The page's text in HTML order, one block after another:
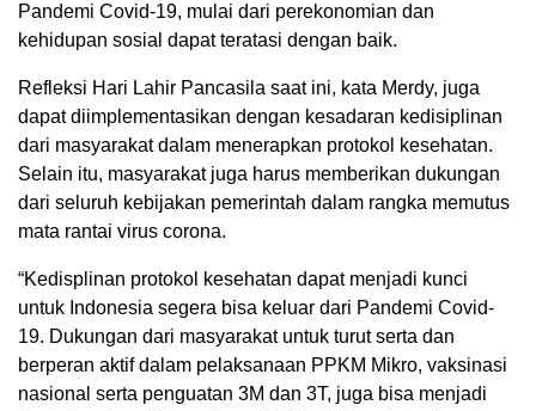
Pandemi Covid-19, mulai dari perekonomian dan
kehidupan sosial dapat teratasi dengan baik.
Refleksi Hari Lahir Pancasila saat ini, kata Merdy, juga
dapat diimplementasikan dengan kesadaran kedisiplinan
dari masyarakat dalam menerapkan protokol kesehatan.
Selain itu, masyarakat juga harus memberikan dukungan
dari seluruh kebijakan pemerintah dalam rangka memutus
mata rantai virus corona.
“Kedisplinan protokol kesehatan dapat menjadi kunci
untuk Indonesia segera bisa keluar dari Pandemi Covid-
19. Dukungan dari masyarakat untuk turut serta dan
berperan aktif dalam pelaksanaan PPKM Mikro, vaksinasi
nasional serta penguatan 3M dan 3T, juga bisa menjadi